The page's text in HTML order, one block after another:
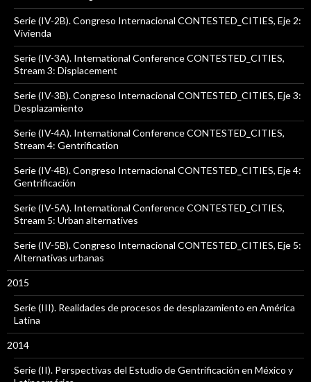
Serie (IV-2B). Congreso Internacional CONTESTED_CITIES, Eje 2:
Vivienda
Serie (IV-3A). International Conference CONTESTED_CITIES,
Stream 3: Displacement
Serie (IV-3B). Congreso Internacional CONTESTED_CITIES, Eje 3:
Desplazamiento
Serie (IV-4A). International Conference CONTESTED_CITIES,
Stream 4: Gentrification
Serie (IV-4B). Congreso Internacional CONTESTED_CITIES, Eje 4:
Gentrificación
Serie (IV-5A). International Conference CONTESTED_CITIES,
Stream 5: Urban alternatives
Serie (IV-5B). Congreso Internacional CONTESTED_CITIES, Eje 5:
Alternativas urbanas
2015
Serie (III). Realidades de procesos de desplazamiento en América
Latina
2014
Serie (II). Perspectivas del Estudio de Gentrificación en México y